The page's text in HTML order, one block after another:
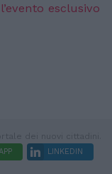
esclusivo
LINKEDIN